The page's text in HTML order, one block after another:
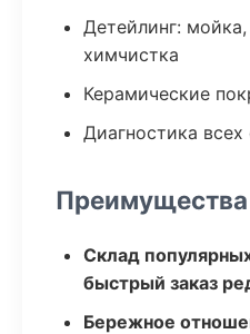
Детейлинг:
химчистка
Керамические
Диагностика
Склад
быстрый заказ
Бережное